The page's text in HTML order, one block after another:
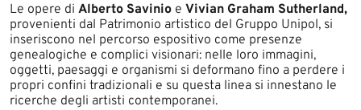
Le opere di Alberto Savinio e Vivian Graham Sutherland,
provenienti dal Patrimonio artistico del Gruppo Unipol, si
inseriscono nel percorso espositivo come presenze
genealogiche e complici visionari: nelle loro immagini,
oggetti, paesaggi e organismi si deformano fino a perdere i
propri confini tradizionali e su questa linea si innestano le
ricerche degli artisti contemporanei.